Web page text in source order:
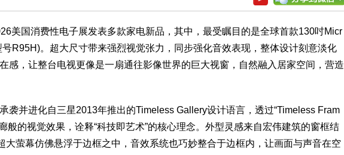
国消费性电子展发表多款家电新品，其中，最受瞩目的是全球首款130吋Micr
R95H)。超大尺寸带来强烈视觉张力，同步强化音效表现，整体设计刻意淡化
感，让整台电视更像是一扇通往影像世界的巨大视窗，自然融入居家空间，营造
并进化自三星2013年推出的Timeless Gallery设计语言，透过“Timeless Fram
般的视觉效果，诠释“科技即艺术”的核心理念。外型灵感来自宏伟建筑的窗框结
大萤幕仿佛悬浮于边框之中，音效系统也巧妙整合于边框内，让画面与声音在空